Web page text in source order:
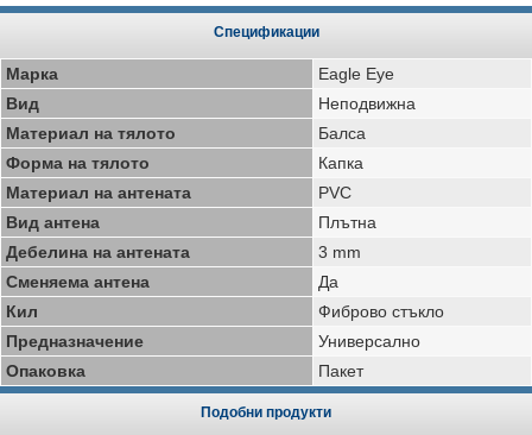
Спецификации
Марка
Eagle Eye
Вид
Неподвижна
Материал на тялото
Балса
Форма на тялото
Капка
Материал на антената
PVC
Вид антена
Плътна
Дебелина на антената
3 mm
Сменяема антена
Да
Кил
Фиброво стъкло
Предназначение
Универсално
Опаковка
Пакет
Подобни продукти